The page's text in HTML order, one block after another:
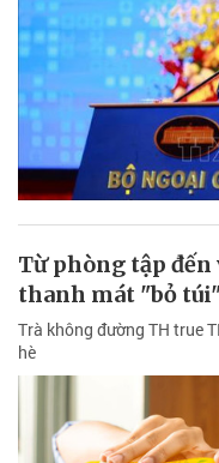
Từ phòng tập
thanh mát "bỏ
Trà không đường TH true
hè